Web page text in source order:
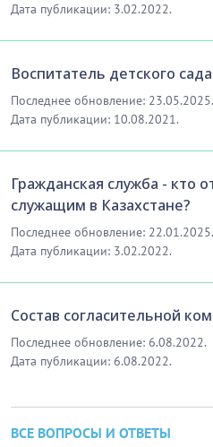
Дата публикации: 3.02.2022.
Воспитатель детского
Последнее обновление: 23.05.2025.
Дата публикации: 10.08.2021.
Гражданская служба - кто
служащим в Казахстане?
Последнее обновление: 22.01.2025.
Дата публикации: 3.02.2022.
Состав согласительной
Последнее обновление: 6.08.2022.
Дата публикации: 6.08.2022.
ВСЕ ВОПРОСЫ И ОТВЕТЫ